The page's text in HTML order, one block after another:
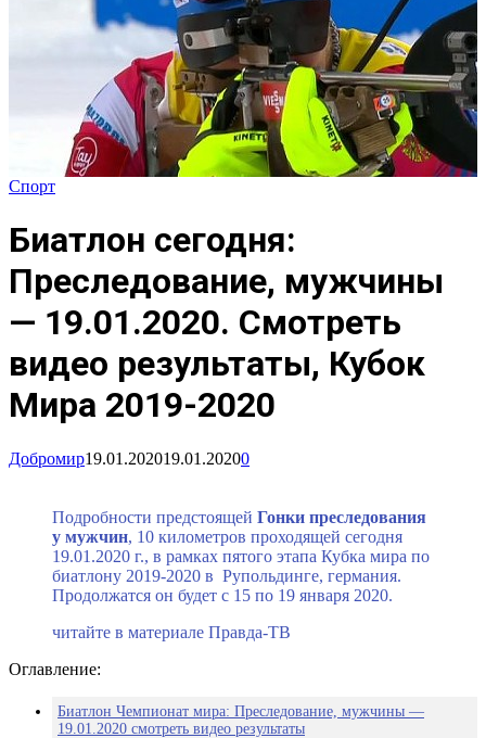
Спорт
Биатлон сегодня:
Преследование, мужчины
— 19.01.2020. Смотреть
видео результаты, Кубок
Мира 2019-2020
Добромир19.01.202019.01.20200
Подробности предстоящей Гонки преследования
у мужчин, 10 километров проходящей сегодня
19.01.2020 г., в рамках пятого этапа Кубка мира по
биатлону 2019-2020 в Рупольдинге, германия.
Продолжатся он будет с 15 по 19 января 2020.
читайте в материале Правда-ТВ
Оглавление:
Биатлон Чемпионат мира: Преследование, мужчины —
19.01.2020 смотреть видео результаты